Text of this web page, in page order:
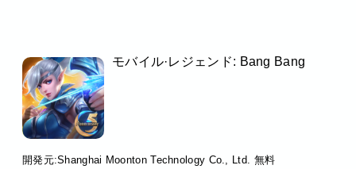
モバイル·レジェンド: Bang Bang
開発元:Shanghai Moonton Technology Co., Ltd. 無料